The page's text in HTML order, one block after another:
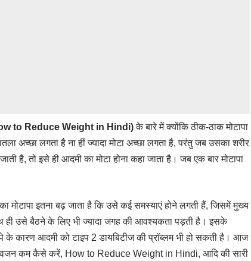
to Reduce Weight in Hindi)के बारे में क्योंकि ठीक-ठाक मोटापा
अच्छा लगता है ना हीं ज्यादा मोटा अच्छा लगता है, परंतु जब उसका शरीर
है, तो इसे ही आदमी का मोटा होना कहा जाता है। जब एक बार मोटापा
मोटापा इतना बढ़ जाता है कि उसे कई समस्याएं होने लगती हैं, जिसमें मुख्य
ही उसे बैठने के लिए भी ज्यादा जगह की आवश्यकता पड़ती है। इसके
के कारण आदमी को टाइप 2 डायबिटीज की प्रॉब्लम भी हो सकती है। आज
कम कैसे करें, How to Reduce Weight in Hindi, आदि की सारी